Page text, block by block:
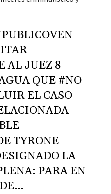
AL JUEZ 8
QUE #NO
EL CASO
TYRONE
LA
PARA EN